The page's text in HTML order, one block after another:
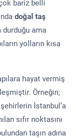
bariz belli
doğal taş
durduğu ama
yolların kısa
hayat vermiş
Örneğin;
İstanbul’a
sıfır noktasını
taşın adına